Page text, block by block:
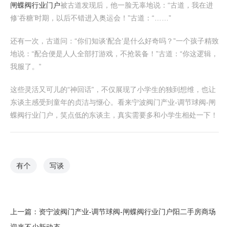
闸蝶阀行业门户被古道发现后，他一脸无辜地说：“古道，我在进
修‘吞糖’时期，以后不错进入奥运会！”古道：“……”
还有一次，古道问：“你们知谈‘配合’是什么好奇吗？”一个孩子精致
地说：“配合便是人人全部打游戏，不抢装备！”古道：“你这逻辑，
我服了。”
这些灵活又可儿的“神回话”，不仅展现了小学生的独到想维，也让
东谈主感受到童年的贞洁与惬心。看来宁波阀门产业-调节球阀-闸
蝶阀行业门户，笑点低的东谈主，真实需要多和小学生相处一下！
有个 写谈
上一篇： 资宁波阀门产业-调节球阀-闸蝶阀行业门户阳二手房商场